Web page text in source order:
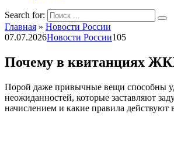
Search for:
Главная » Новости России
07.07.2026Новости России105
Почему в квитанциях
Порой даже привычные вещи способны
неожиданностей, которые заставляют
начислением и какие правила действуют